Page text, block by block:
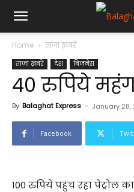
Home ताज़ा ख़बरें
ताज़ा ख़बरें देश बिजनेस
40 रुपिये
By Balaghat Express - January 28,
Facebook
100 रुपिये पहुंच रहा पेट्रोल